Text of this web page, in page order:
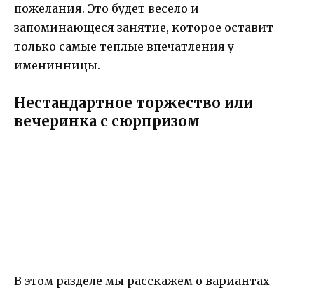
пожелания. Это будет весело и
запоминающеся занятие, которое оставит
только самые теплые впечатления у
именинницы.
Нестандартное торжество или
вечеринка с сюрпризом
В этом разделе мы расскажем о вариантах